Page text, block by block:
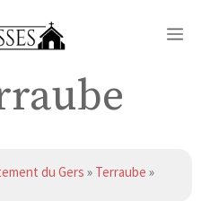
du Gers » Terraube »